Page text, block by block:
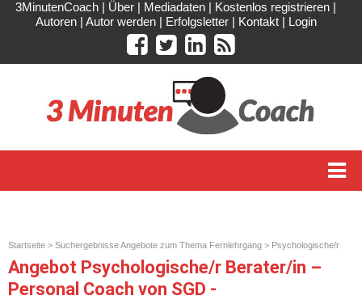
3MinutenCoach | Über | Mediadaten | Kostenlos registrieren |
Autoren| Autor werden| Erfolgsletter| Kontakt| Login
Startseite > Suchergebnisse Angebote zum Thema Fernlehrgang > Psychologische/r
Angebot Psychologische/r Berater/in –
Personal Coach von SGD -